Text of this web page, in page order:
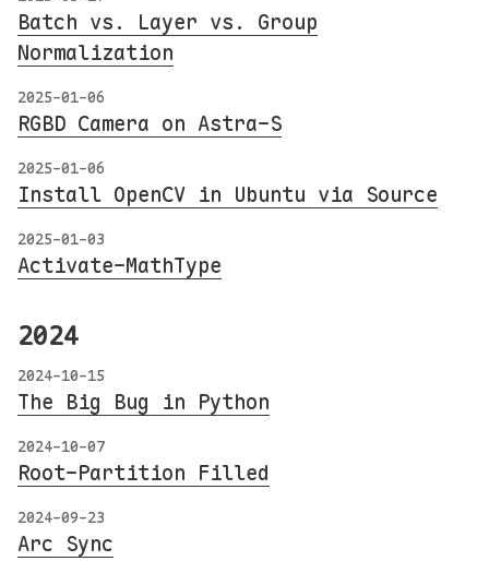
Batch vs. Layer vs. Group
Normalization
2025-01-06
RGBD Camera on Astra-S
2025-01-06
Install OpenCV in Ubuntu via Source
2025-01-03
Activate-MathType
2024
2024-10-15
The Big Bug in Python
2024-10-07
Root-Partition Filled
2024-09-23
Arc Sync